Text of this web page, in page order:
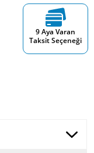
9 Aya Varan
Taksit Seçeneği